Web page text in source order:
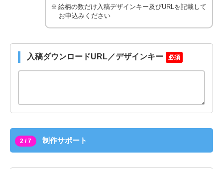
絵柄の数だけ入稿デザインキー及びURLを記載して
お申込みください
入稿ダウンロードURL／デザインキー 必須
2 / 7 制作サポート